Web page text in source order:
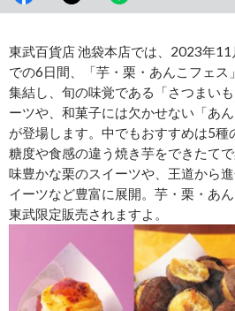
東武百貨店 池袋本店では、2023年
での6日間、「芋・栗・あんこフェ
集結し、旬の味覚である「さつまい
ーツや、和菓子には欠かせない「あ
が登場します。中でもおすすめは5種
糖度や食感の違う焼き芋をできたて
味豊かな栗のスイーツや、王道から
イーツなど豊富に展開。芋・栗・あ
東武限定販売されますよ。